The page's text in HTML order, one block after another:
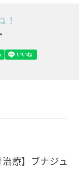
！
治療】ブナジュ